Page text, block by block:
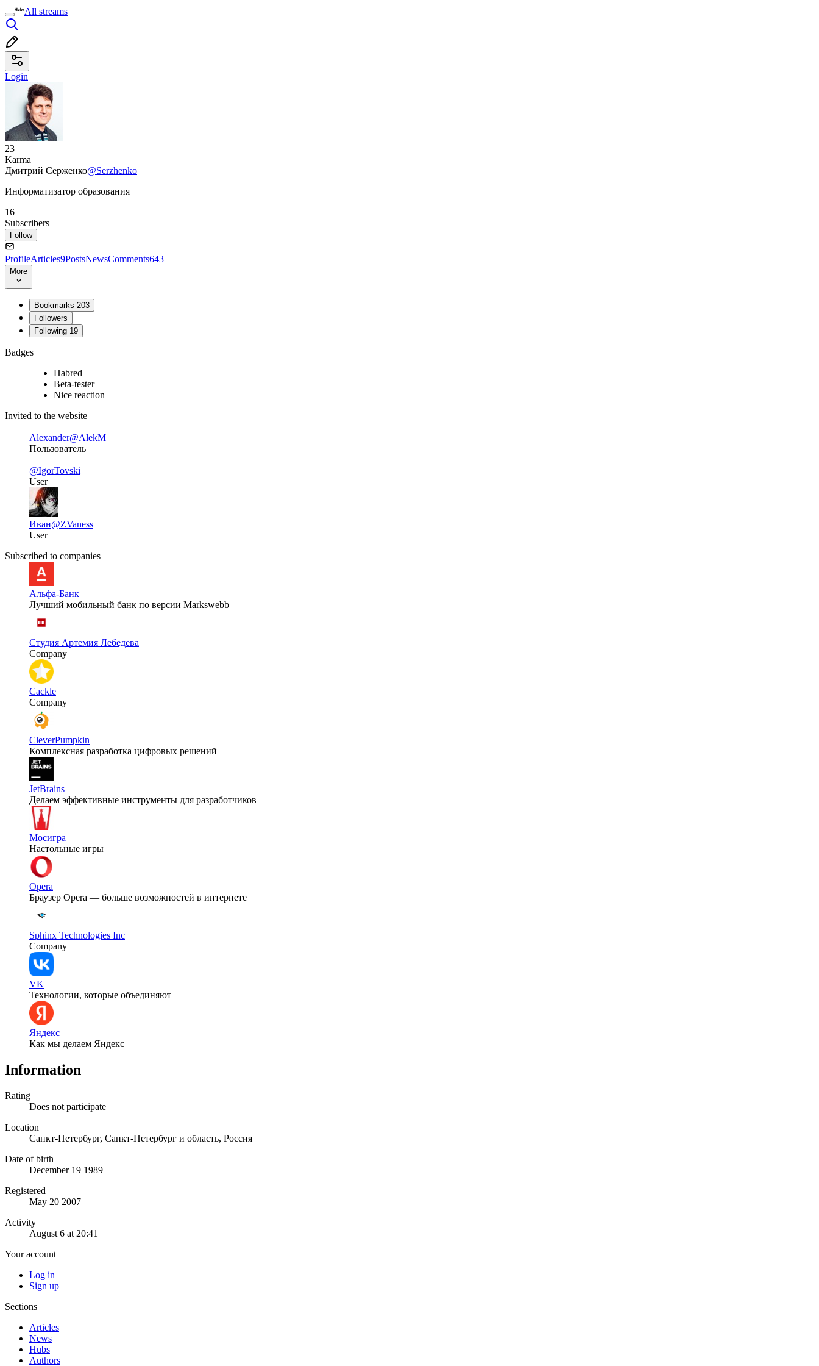
All streams
Login
23
Karma
Дмитрий Серженко@Serzhenko
Информатизатор образования
16
Subscribers
Follow
ProfileArticles9PostsNewsComments643
More
Bookmarks 203
Followers
Following 19
Badges
Habred
Beta-tester
Nice reaction
Invited to the website
Alexander@AlekM
Пользователь
@IgorTovski
User
Иван@ZVaness
User
Subscribed to companies
Альфа-Банк
Лучший мобильный банк по версии Markswebb
Студия Артемия Лебедева
Company
Cackle
Company
CleverPumpkin
Комплексная разработка цифровых решений
JetBrains
Делаем эффективные инструменты для разработчиков
Мосигра
Настольные игры
Opera
Браузер Opera — больше возможностей в интернете
Sphinx Technologies Inc
Company
VK
Технологии, которые объединяют
Яндекс
Как мы делаем Яндекс
Information
Rating
Does not participate
Location
Санкт-Петербург, Санкт-Петербург и область, Россия
Date of birth
December 19 1989
Registered
May 20 2007
Activity
August 6 at 20:41
Your account
Log in
Sign up
Sections
Articles
News
Hubs
Authors